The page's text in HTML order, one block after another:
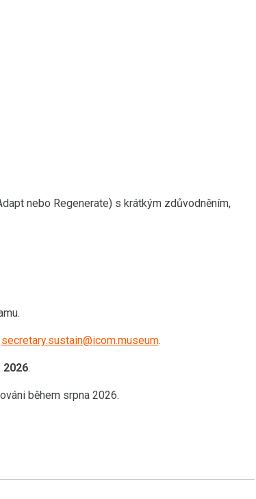
nebo Regenerate) s krátkým zdůvodněním,
secretary.sustain@icom.museum.
2026.
během srpna 2026.